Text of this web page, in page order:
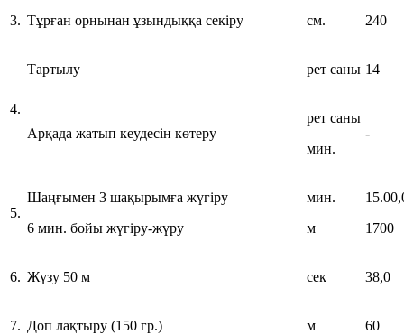
3. Тұрған орнынан ұзындыққа секіру см. 240
4.
Тартылу рет саны 14
Арқада жатып кеудесін көтеру
рет саны
мин.
-
5.
Шаңғымен 3 шақырымға жүгіру
6 мин. бойы жүгіру-жүру
мин.
м
1700
6. Жүзу 50 м сек 38,0
7. Доп лақтыру (150 гр.) м 60